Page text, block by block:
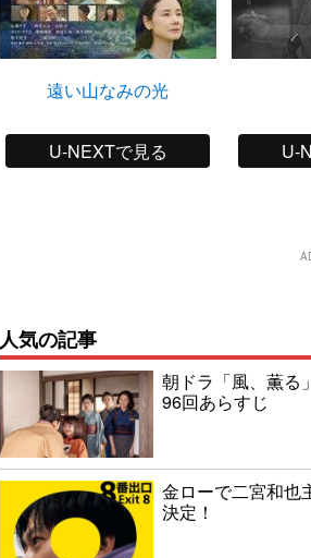
遠い山なみの光
U-NEXTで見る U-
人気の記事
朝ドラ「風、薫る
96回あらすじ
金ローで二宮和也
決定！